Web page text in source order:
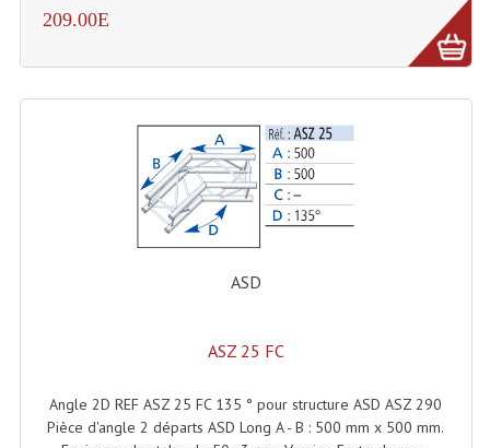
Lecteurs Cd À Plats
Lecteurs Cd À Plats Lecteur MP3
Lecteurs Double Cd Mixage Intégrée
Minidisc
Enregistreur Numérique
209.00E
ASD
ASZ 25 FC
Angle 2D REF ASZ 25 FC 135 ° pour structure ASD ASZ 290
Pièce d'angle 2 départs ASD Long A - B : 500 mm x 500 mm.